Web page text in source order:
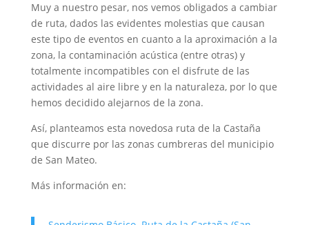
Muy a nuestro pesar, nos vemos obligados a cambiar
de ruta, dados las evidentes molestias que causan
este tipo de eventos en cuanto a la aproximación a la
zona, la contaminación acústica (entre otras) y
totalmente incompatibles con el disfrute de las
actividades al aire libre y en la naturaleza, por lo que
hemos decidido alejarnos de la zona.
Así, planteamos esta novedosa ruta de la Castaña
que discurre por las zonas cumbreras del municipio
de San Mateo.
Más información en: